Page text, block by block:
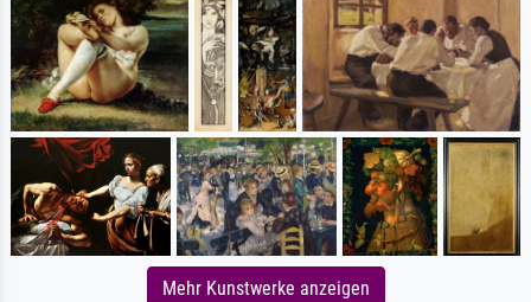
Mehr Kunstwerke anzeigen